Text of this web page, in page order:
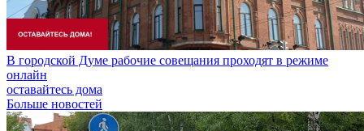
В городской Думе рабочие совещания проходят в режиме
онлайн
оставайтесь дома
Больше новостей